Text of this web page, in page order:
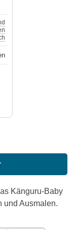
Känguru-Baby
und Ausmalen.